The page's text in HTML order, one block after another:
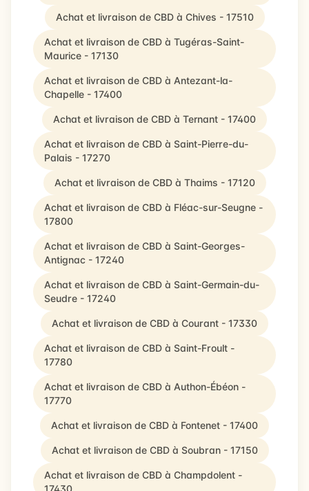
Achat et livraison de CBD à Chives - 17510
Achat et livraison de CBD à Tugéras-Saint-
Maurice - 17130
Achat et livraison de CBD à Antezant-la-
Chapelle - 17400
Achat et livraison de CBD à Ternant - 17400
Achat et livraison de CBD à Saint-Pierre-du-
Palais - 17270
Achat et livraison de CBD à Thaims - 17120
Achat et livraison de CBD à Fléac-sur-Seugne -
17800
Achat et livraison de CBD à Saint-Georges-
Antignac - 17240
Achat et livraison de CBD à Saint-Germain-du-
Seudre - 17240
Achat et livraison de CBD à Courant - 17330
Achat et livraison de CBD à Saint-Froult -
17780
Achat et livraison de CBD à Authon-Ébéon -
17770
Achat et livraison de CBD à Fontenet - 17400
Achat et livraison de CBD à Soubran - 17150
Achat et livraison de CBD à Champdolent -
17430